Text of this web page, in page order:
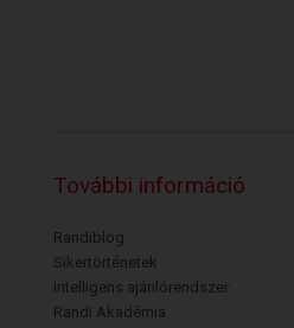
További információ
Randiblog
Sikertörténetek
Intelligens ajánlórendszer
Randi Akadémia